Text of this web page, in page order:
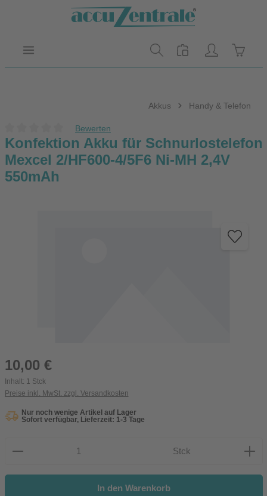
Zum Hauptinhalt springen
Akkus Handy & Telefon
Durchschnittliche Bewertung von 0 von 5 Sternen
Bewerten
Konfektion Akku für Schnurlostelefon
Mexcel 2/HF600-4/5F6 Ni-MH 2,4V
550mAh
Regulärer Preis:
10,00 €
Inhalt: 1 Stck
Preise inkl. MwSt. zzgl. Versandkosten
Nur noch wenige Artikel auf Lager
Sofort verfügbar, Lieferzeit: 1-3 Tage
Produkt Anzahl: Gib den gewünschten Wert ein oder
Stck
In den Warenkorb